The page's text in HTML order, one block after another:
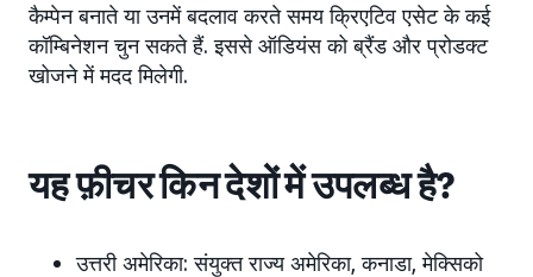
कैम्पेन बनाते या उनमें बदलाव करते समय क्रिएटिव एसेट के कई
कॉम्बिनेशन चुन सकते हैं. इससे ऑडियंस को ब्रैंड और प्रोडक्ट
खोजने में मदद मिलेगी.
यह फ़ीचर किन देशों में उपलब्ध है?
उत्तरी अमेरिका: संयुक्त राज्य अमेरिका, कनाडा, मेक्सिको